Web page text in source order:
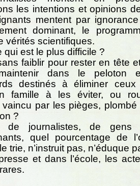
les intentions et opinions
mentent par
dominant, le
vérités scientifiques.
qui est le plus difficile ?
faiblir pour rester en tête
dans le peloton
destinés à éliminer
famille à les éviter, ou
vaincu par les pièges,
?
de journalistes, de gens
quel pourcentage de
trie, n’instruit pas, n’éduque
et dans l’école, les